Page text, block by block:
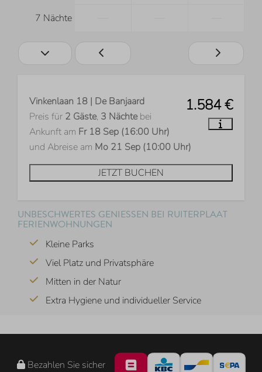
7 Nächte
1.584 €
Vinkenlaan 18 | De Banjaard
Preis für 2 Gäste, 3 Nächtebei
Ankunft am Fr 18 Sep (16:00 Uhr)
und Abreise am Mo 21 Sep (10:00 Uhr)
JETZT BUCHEN
UNBESCHWERTES GENIESSEN BEI RUITERPLAAT F
ERIENWOHNUNGEN
Kleine Parks
Viel Platz und Privatsphäre
Mitten in der Natur
Extra Hygiene und individueller Service
Bezahlen Sie sicher